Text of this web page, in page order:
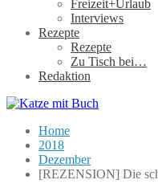
Freizeit+Urlaub
Interviews
Rezepte
Rezepte
Zu Tisch bei…
Redaktion
Home
2018
Dezember
[REZENSION] Die